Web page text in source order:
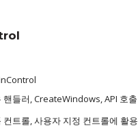
핸들러, CreateWindows, API 호출
컨트롤, 사용자 지정 컨트롤에 활용